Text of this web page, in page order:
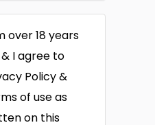
over 18 years
I agree to
Policy &
of use as
on this